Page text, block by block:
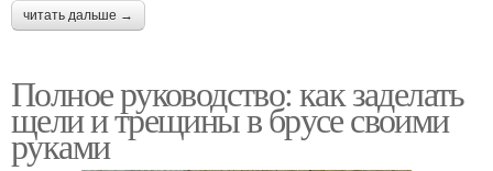
читать дальше →
Полное руководство: как заделать
щели и трещины в брусе своими
руками